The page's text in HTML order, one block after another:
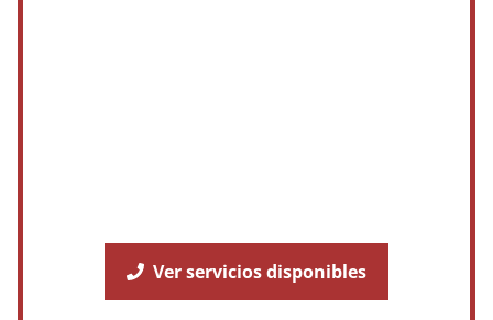
Ver servicios disponibles